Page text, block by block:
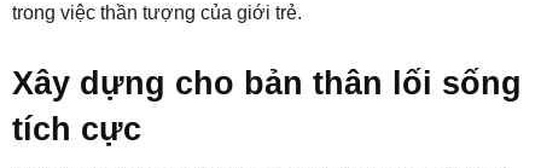
trong việc thần tượng của giới trẻ.
Xây dựng cho bản thân lối sống
tích cực